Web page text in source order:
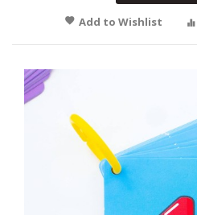
Add to Wishlist